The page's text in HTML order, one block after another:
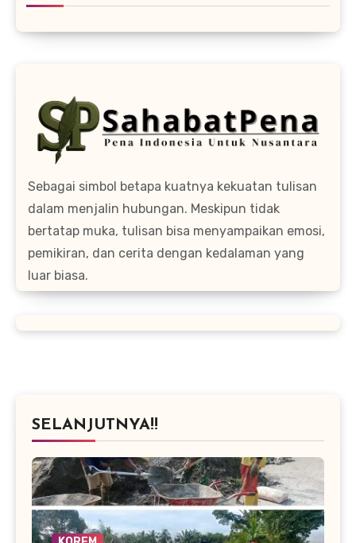
Sebagai simbol betapa kuatnya kekuatan tulisan
dalam menjalin hubungan. Meskipun tidak
bertatap muka, tulisan bisa menyampaikan emosi,
pemikiran, dan cerita dengan kedalaman yang
luar biasa.
SELANJUTNYA!!